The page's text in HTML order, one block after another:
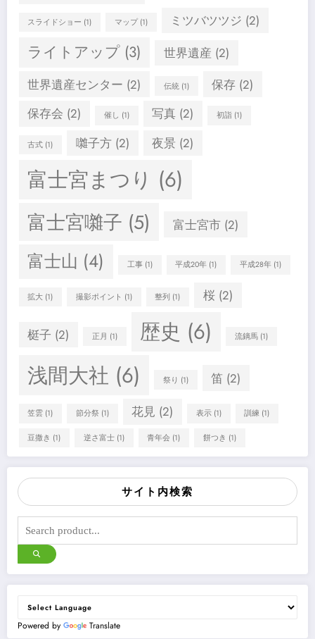
スライドショー (1) マップ(1) ミツバツツジ (2)
ライトアップ (3) 世界遺産 (2)
世界遺産センター (2) 伝統(1) 保存 (2)
保存会 (2) 催し (1) 写真 (2) 初詣(1)
古式 (1) 囃子方(2) 夜景 (2)
富士宮まつり (6)
富士宮囃子 (5) 富士宮市(2)
富士山 (4) 工事(1) 平成20年 (1) 平成28年(1)
拡大 (1) 撮影ポイント (1) 整列 (1) 桜(2)
梃子 (2) 正月 (1) 歴史 (6) 流鏑馬(1)
浅間大社 (6) 祭り (1) 笛 (2)
笠雲 (1) 節分祭(1) 花見 (2) 表示(1) 訓練 (1)
豆撒き (1) 逆さ富士(1) 青年会 (1) 餅つき (1)
サイト内検索
Powered by Translate